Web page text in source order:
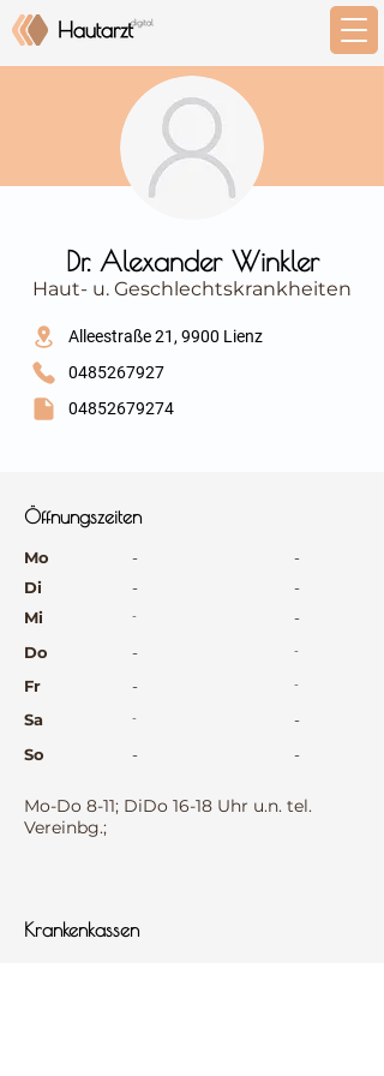
Dr. Alexander Winkler
Haut- u. Geschlechtskrankheiten
Alleestraße 21, 9900 Lienz
0485267927
04852679274
Öffnungszeiten
Mo
-
-
Di
-
-
Mi
-
-
Do
- -
Fr - -
Sa -
-
So
-
-
Mo-Do 8-11; DiDo 16-18 Uhr u.n. tel.
Vereinbg.;
Krankenkassen